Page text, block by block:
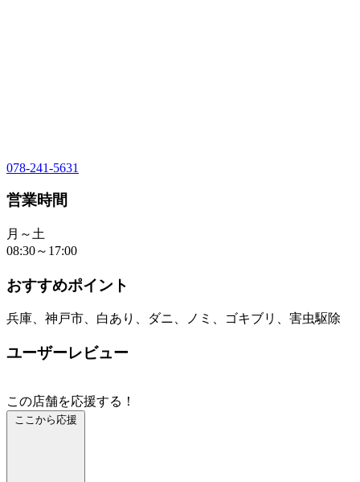
078-241-5631
営業時間
月～土
08:30～17:00
おすすめポイント
兵庫、神戸市、白あり、ダニ、ノミ、ゴキブリ、害虫駆除
ユーザーレビュー
この店舗を応援する！
ここから応援